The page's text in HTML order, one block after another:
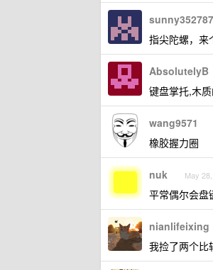
sunny352787
指尖陀螺，来
AbsolutelyB
键盘掌托,木
wang9571
橡胶握力圈
nuk May
平常偶尔会盘
nianlifeixing
我捡了两个比